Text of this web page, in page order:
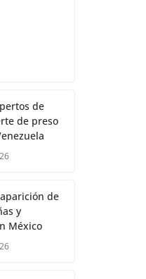
de
de preso
de
y
México